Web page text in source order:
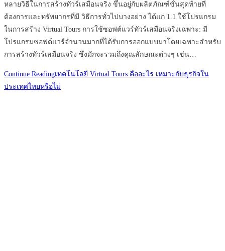
หลายวิธีในการสร้างทัวร์เสมือนจริง ขึ้นอยู่กับผลิตภัณฑ์ขั้นสุดท้ายที่
ต้องการและทรัพยากรที่มี วิธีการทั่วไปบางอย่าง ได้แก่ 1.1 ใช้โปรแกรม
ในการสร้าง Virtual Tours การใช้ซอฟต์แวร์ทัวร์เสมือนจริงเฉพาะ: มี
โปรแกรมซอฟต์แวร์จำนวนมากที่ได้รับการออกแบบมาโดยเฉพาะสำหรับ
การสร้างทัวร์เสมือนจริง ซึ่งมักจะรวมถึงคุณลักษณะต่างๆ เช่น…
Continue Readingเทคโนโลยี Virtual Tours คืออะไร เหมาะกับธุรกิจใน
ประเทศไทยหรือไม่